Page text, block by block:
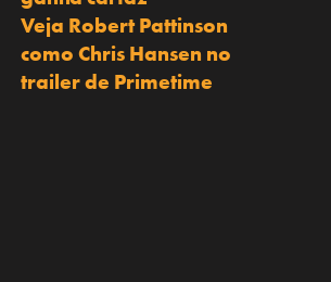
Veja Robert Pattinson
como Chris Hansen no
trailer de Primetime